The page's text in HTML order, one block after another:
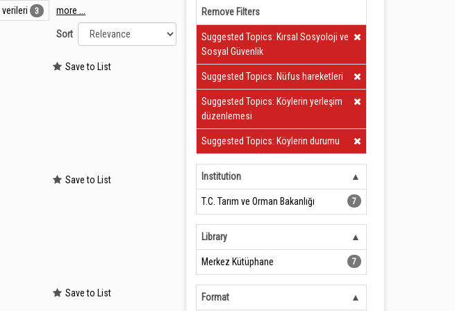
3 more ...
Sort
Save to List
Save to List
Save to List
Remove Filters
Clear Filter
Suggested Topics: Kırsal Sosyoloji ve
Sosyal Güvenlik
Clear Filter
Suggested Topics: Nüfus hareketleri
Clear Filter
Suggested Topics: Köylerin yerleşim
düzenlemesi
Clear Filter
Suggested Topics: Köylerin durumu
Institution
T.C. Tarım ve Orman Bakanlığı 7
Library
Merkez Kütüphane 7
Format